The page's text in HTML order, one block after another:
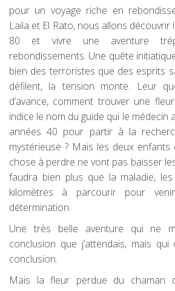
pour un voyage riche en
Laila et El Rato, nous allons
80 et vivre une aventure
rebondissements. Une quête
bien des terroristes que des esprits
défilent, la tension monte. Leur
d’avance, comment trouver une
indice le nom du guide qui le médecin
années 40 pour partir à la
mystérieuse ? Mais les deux enfants
chose à perdre ne vont pas baisser
faudra bien plus que la maladie,
kilomètres à parcourir pour
détermination.
Une très belle aventure qui ne
conclusion que j’attendais, mais
conclusion.
Mais la fleur perdue du chaman